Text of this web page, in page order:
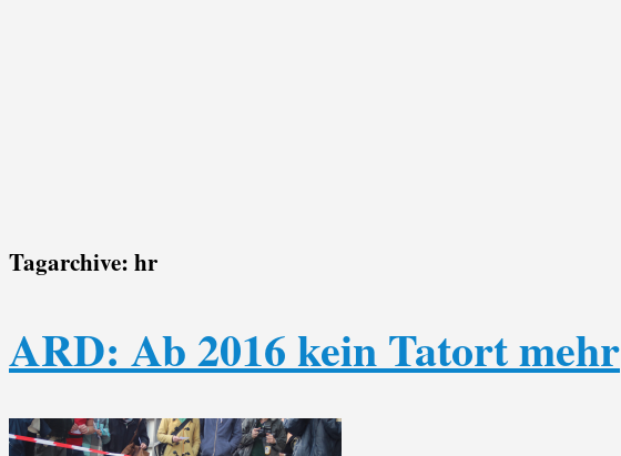
Tagarchive: hr
ARD: Ab 2016 kein Tatort mehr